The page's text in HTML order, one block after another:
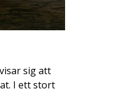
sig att
I ett stort